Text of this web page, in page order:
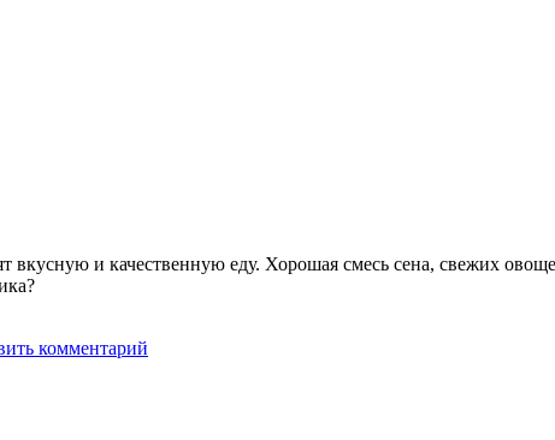
вкусную и качественную еду. Хорошая смесь сена, свежих
комментарий